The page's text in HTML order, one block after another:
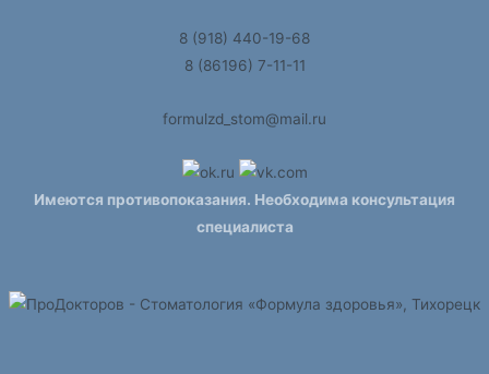
8 (918) 440-19-68
8 (86196) 7-11-11
formulzd_stom@mail.ru
Имеются противопоказания. Необходима консультация
специалиста